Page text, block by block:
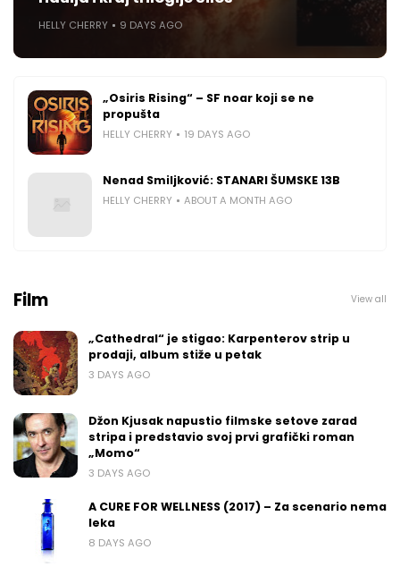
HELLY CHERRY 9 DAYS AGO
„Osiris Rising“ – SF noar koji se ne
propušta
HELLY CHERRY 19 DAYS AGO
Nenad Smiljković: STANARI ŠUMSKE 13B
HELLY CHERRY ABOUT A MONTH AGO
Film View all
„Cathedral“ je stigao: Karpenterov strip u
prodaji, album stiže u petak
3 DAYS AGO
Džon Kjusak napustio filmske setove zarad
stripa i predstavio svoj prvi grafički roman
„Momo“
3 DAYS AGO
A CURE FOR WELLNESS (2017) – Za scenario nema
leka
8 DAYS AGO